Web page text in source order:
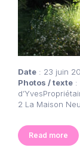
Date : 23 juin
Photos / texte :
2 La Maison
Read more